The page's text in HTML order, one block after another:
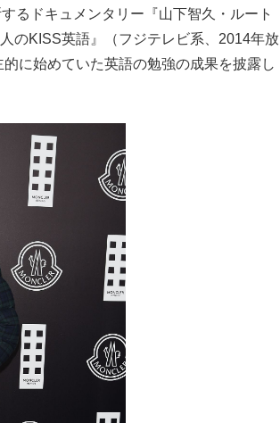
るドキュメンタリー『山下智久・ルート
のKISS英語』（フジテレビ系、2014年放
に始めていた英語の勉強の成果を披露し